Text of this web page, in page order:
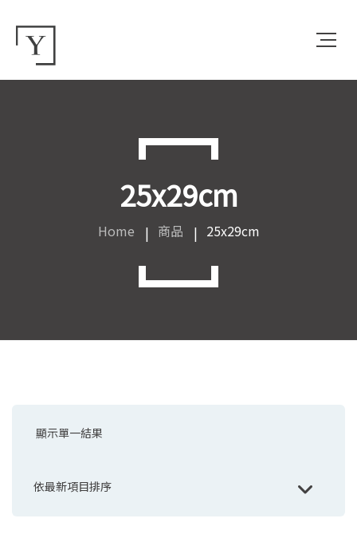
25x29cm
Home 商品 25x29cm
顯示單一結果